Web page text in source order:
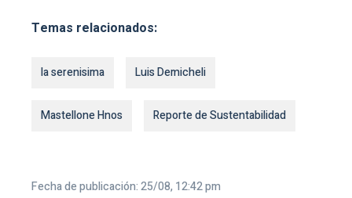
Temas relacionados:
la serenisima Luis Demicheli
Mastellone Hnos Reporte de Sustentabilidad
Fecha de publicación: 25/08, 12:42 pm